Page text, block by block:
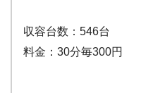
収容台数：546台
料金：30分毎300円